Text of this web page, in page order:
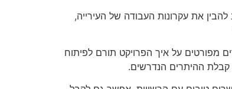
את עקרונות העבודה של העירייה,
מפורטים על איך הפרויקט תורם לפיתוח
קבלת ההיתרים הנדרשים.